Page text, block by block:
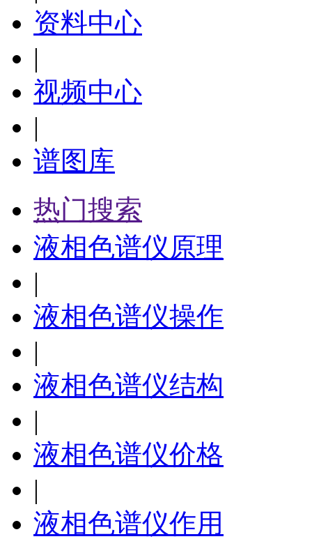
资料中心
|
视频中心
|
谱图库
热门搜索
液相色谱仪原理
|
液相色谱仪操作
|
液相色谱仪结构
|
液相色谱仪价格
|
液相色谱仪作用